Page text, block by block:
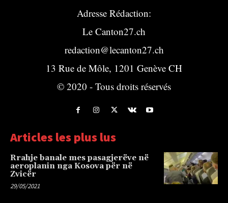
Adresse Rédaction:
Le Canton27.ch
redaction@lecanton27.ch
13 Rue de Môle, 1201 Genève CH
© 2020 - Tous droits réservés
Articles les plus lus
Rrahje banale mes pasagjerëve në
aeroplanin nga Kosova për në
Zvicër
29/05/2021